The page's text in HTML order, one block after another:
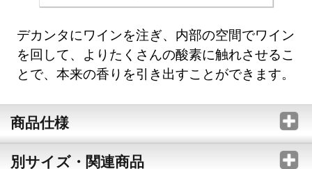
デカンタにワインを注ぎ、内部の空間でワイン
を回して、よりたくさんの酸素に触れさせるこ
とで、本来の香りを引き出すことができます。
商品仕様
別サイズ・関連商品